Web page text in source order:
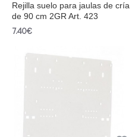
Rejilla suelo para jaulas de cría
de 90 cm 2GR Art. 423
7.40€